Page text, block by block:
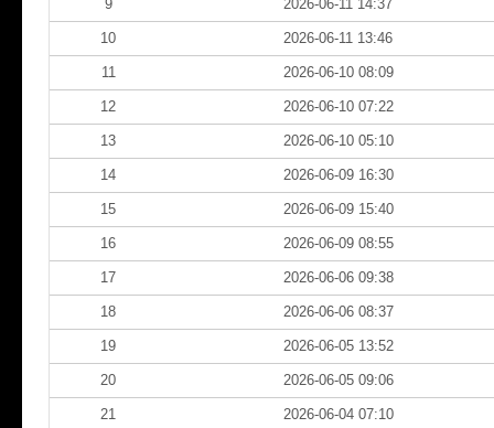
9 2026-06-11 14:37
10 2026-06-11 13:46
11 2026-06-10 08:09
12 2026-06-10 07:22
13 2026-06-10 05:10
14 2026-06-09 16:30
15 2026-06-09 15:40
16 2026-06-09 08:55
17 2026-06-06 09:38
18 2026-06-06 08:37
19 2026-06-05 13:52
20 2026-06-05 09:06
21 2026-06-04 07:10